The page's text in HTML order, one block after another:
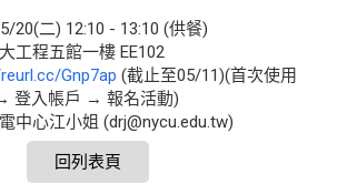
20(二) 12:10 - 13:10 (供餐)
工程五館一樓 EE102
Gnp7ap (截止至05/11)(首次使用
登入帳戶 → 報名活動)
中心江小姐 (drj@nycu.edu.tw)
回列表頁